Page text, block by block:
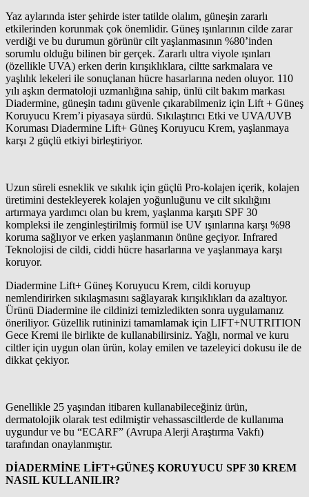
Yaz aylarında ister şehirde ister tatilde olalım, güneşin zararlı
etkilerinden korunmak çok önemlidir. Güneş ışınlarının cilde zarar
verdiği ve bu durumun görünür cilt yaşlanmasının %80’inden
sorumlu olduğu bilinen bir gerçek. Zararlı ultra viyole ışınları
(özellikle UVA) erken derin kırışıklıklara, ciltte sarkmalara ve
yaşlılık lekeleri ile sonuçlanan hücre hasarlarına neden oluyor. 110
yılı aşkın dermatoloji uzmanlığına sahip, ünlü cilt bakım markası
Diadermine, güneşin tadını güvenle çıkarabilmeniz için Lift + Güneş
Koruyucu Krem’i piyasaya sürdü. Sıkılaştırıcı Etki ve UVA/UVB
Koruması Diadermine Lift+ Güneş Koruyucu Krem, yaşlanmaya
karşı 2 güçlü etkiyi birleştiriyor.
Uzun süreli esneklik ve sıkılık için güçlü Pro-kolajen içerik, kolajen
üretimini destekleyerek kolajen yoğunluğunu ve cilt sıkılığını
artırmaya yardımcı olan bu krem, yaşlanma karşıtı SPF 30
kompleksi ile zenginleştirilmiş formül ise UV ışınlarına karşı %98
koruma sağlıyor ve erken yaşlanmanın önüne geçiyor. Infrared
Teknolojisi de cildi, ciddi hücre hasarlarına ve yaşlanmaya karşı
koruyor.
Diadermine Lift+ Güneş Koruyucu Krem, cildi koruyup
nemlendirirken sıkılaşmasını sağlayarak kırışıklıkları da azaltıyor.
Ürünü Diadermine ile cildinizi temizledikten sonra uygulamanız
öneriliyor. Güzellik rutininizi tamamlamak için LIFT+NUTRITION
Gece Kremi ile birlikte de kullanabilirsiniz. Yağlı, normal ve kuru
ciltler için uygun olan ürün, kolay emilen ve tazeleyici dokusu ile de
dikkat çekiyor.
Genellikle 25 yaşından itibaren kullanabileceğiniz ürün,
dermatolojik olarak test edilmiştir vehassasciltlerde de kullanıma
uygundur ve bu “ECARF” (Avrupa Alerji Araştırma Vakfı)
tarafından onaylanmıştır.
DİADERMİNE LİFT+GÜNEŞ KORUYUCU SPF 30 KREM
NASIL KULLANILIR?